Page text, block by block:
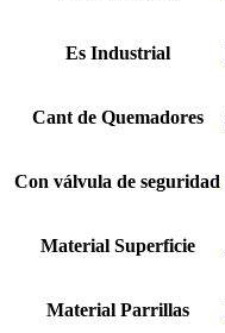
Es Industrial
Cant de Quemadores
Con válvula de seguridad
Material Superficie
Material Parrillas